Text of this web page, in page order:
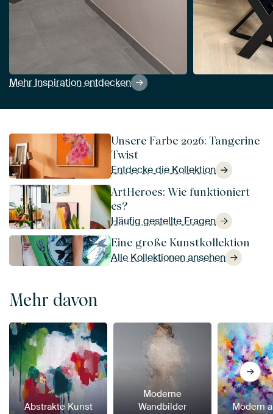
Mehr Inspiration entdecken
Unsere Farbe 2026: Tangerine
Twist
Entdecke die Kollektion
ArtHeroes: Wie funktioniert
es?
Häufig gestellte Fragen
Eine große Kunstkollektion
Alle Kollektionen ansehen
Mehr davon
Abstrakte Kunst
Moderne
Wandbilder
Modern